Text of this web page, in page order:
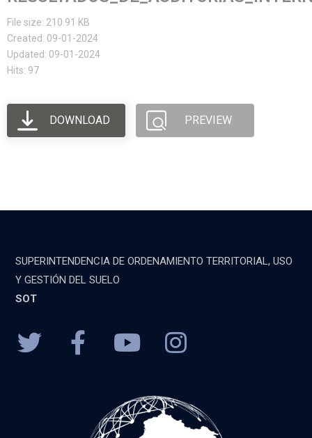
File size: 210.91 KB
Created: 09-01-2024
Updated: 09-01-2024
Hits: 97
DOWNLOAD PREVIEW
SUPERINTENDENCIA DE ORDENAMIENTO TERRITORIAL, USO
Y GESTIÓN DEL SUELO
SOT